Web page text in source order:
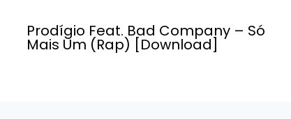
Prodígio Feat. Bad Company – Só
Mais Um (Rap) [Download]